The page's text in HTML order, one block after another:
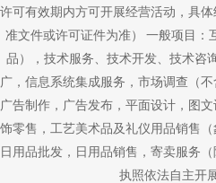
许可有效期内方可开展经营活动，具
准文件或许可证件为准） 一般项目：
品），技术服务、技术开发、技术咨
广，信息系统集成服务，市场调查（
广告制作，广告发布，平面设计，图
饰零售，工艺美术品及礼仪用品销售
日用品批发，日用品销售，寄卖服务
执照依法自主开